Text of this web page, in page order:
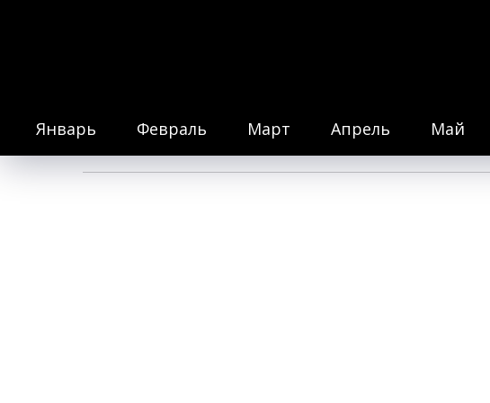
АФИША ШКОЛЬНАЯ КЛАССИКА
Январь Февраль Март Апрель Май